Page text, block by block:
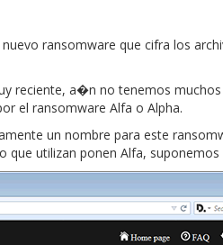
ransomware que cifra los
reciente, a�n no tenemos
el ransomware Alfa o Alpha.
un nombre para este
que utilizan ponen Alfa,